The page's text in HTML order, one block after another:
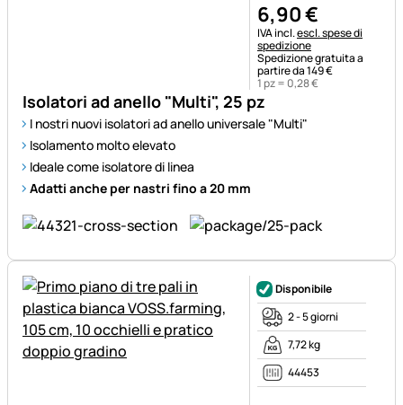
Isolatori ad anello "Multi", 25 pz
I nostri nuovi isolatori ad anello universale "Multi"
Isolamento molto elevato
Ideale come isolatore di linea
Adatti anche per nastri fino a 20 mm
6,90€
Informazioni fiscali:
IVA incl.escl. spese di
spedizione
Spedizione gratuita a
partire da 149 €
1 pz = 0,28€
Disponibile
2 - 5 giorni
7,72 kg
44453